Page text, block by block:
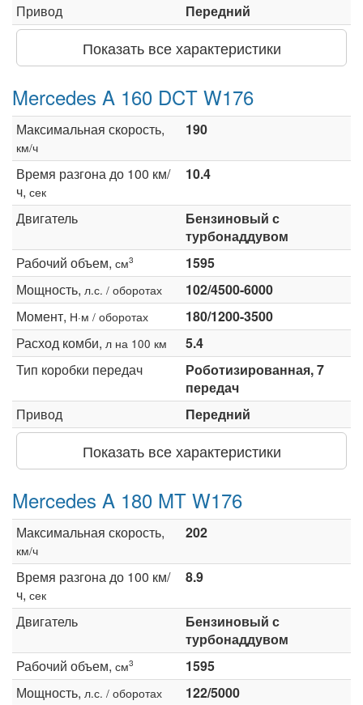
Привод
Передний
Показать все характеристики
Mercedes A 160 DCT W176
Максимальная скорость,
км/ч
190
Время разгона до 100 км/
ч, сек
10.4
Двигатель
Бензиновый с
турбонаддувом
Рабочий объем, см3
1595
Мощность, л.с. / оборотах
102/4500-6000
Момент, Н·м / оборотах
180/1200-3500
Расход комби, л на 100 км
5.4
Тип коробки передач
Роботизированная, 7
передач
Привод
Передний
Показать все характеристики
Mercedes A 180 MT W176
Максимальная скорость,
км/ч
202
Время разгона до 100 км/
ч, сек
8.9
Двигатель
Бензиновый с
турбонаддувом
Рабочий объем, см3
1595
Мощность, л.с. / оборотах
122/5000